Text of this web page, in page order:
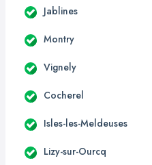
Jablines
Montry
Vignely
Cocherel
Isles-les-Meldeuses
Lizy-sur-Ourcq